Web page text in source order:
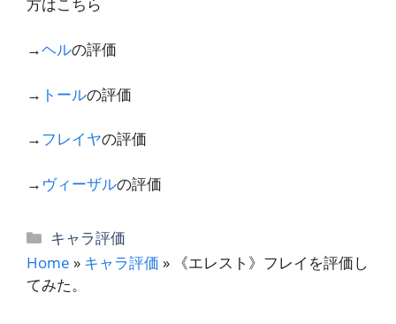
方はこちら
→ヘルの評価
→ トールの評価
→フレイヤの評価
→ ヴィーザルの評価
カ
テ
ゴ
キャラ評価
Home » キャラ評価 » 《エレスト》フレイを評価し
てみた。